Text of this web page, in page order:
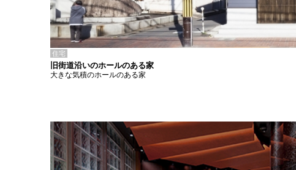
住宅
旧街道沿いのホールのある家
大きな気積のホールのある家